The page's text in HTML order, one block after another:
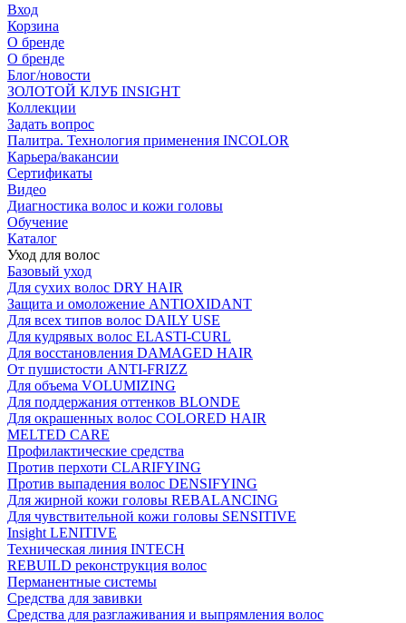
Вход
Корзина
О бренде
О бренде
Блог/новости
ЗОЛОТОЙ КЛУБ INSIGHT
Коллекции
Задать вопрос
Палитра. Технология применения INCOLOR
Карьера/вакансии
Сертификаты
Видео
Диагностика волос и кожи головы
Обучение
Каталог
Уход для волос
Базовый уход
Для сухих волос DRY HAIR
Защита и омоложение ANTIOXIDANT
Для всех типов волос DAILY USE
Для кудрявых волос ELASTI-CURL
Для восстановления DAMAGED HAIR
От пушистости ANTI-FRIZZ
Для объема VOLUMIZING
Для поддержания оттенков BLONDE
Для окрашенных волос COLORED HAIR
MELTED CARE
Профилактические средства
Против перхоти CLARIFYING
Против выпадения волос DENSIFYING
Для жирной кожи головы REBALANCING
Для чувствительной кожи головы SENSITIVE
Insight LENITIVE
Техническая линия INTECH
REBUILD реконструкция волос
Перманентные системы
Средства для завивки
Средства для разглаживания и выпрямления волос